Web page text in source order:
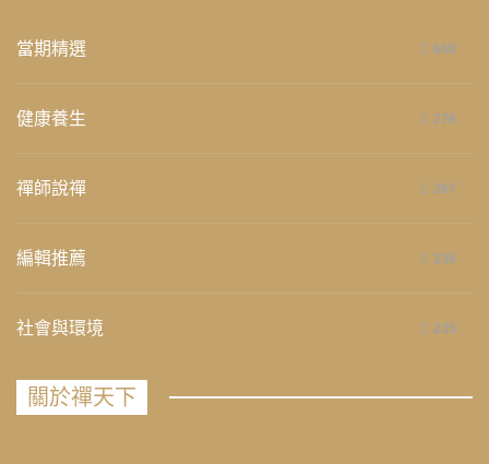
當期精選 658
健康養生 276
禪師說禪 267
編輯推薦 236
社會與環境 235
關於禪天下